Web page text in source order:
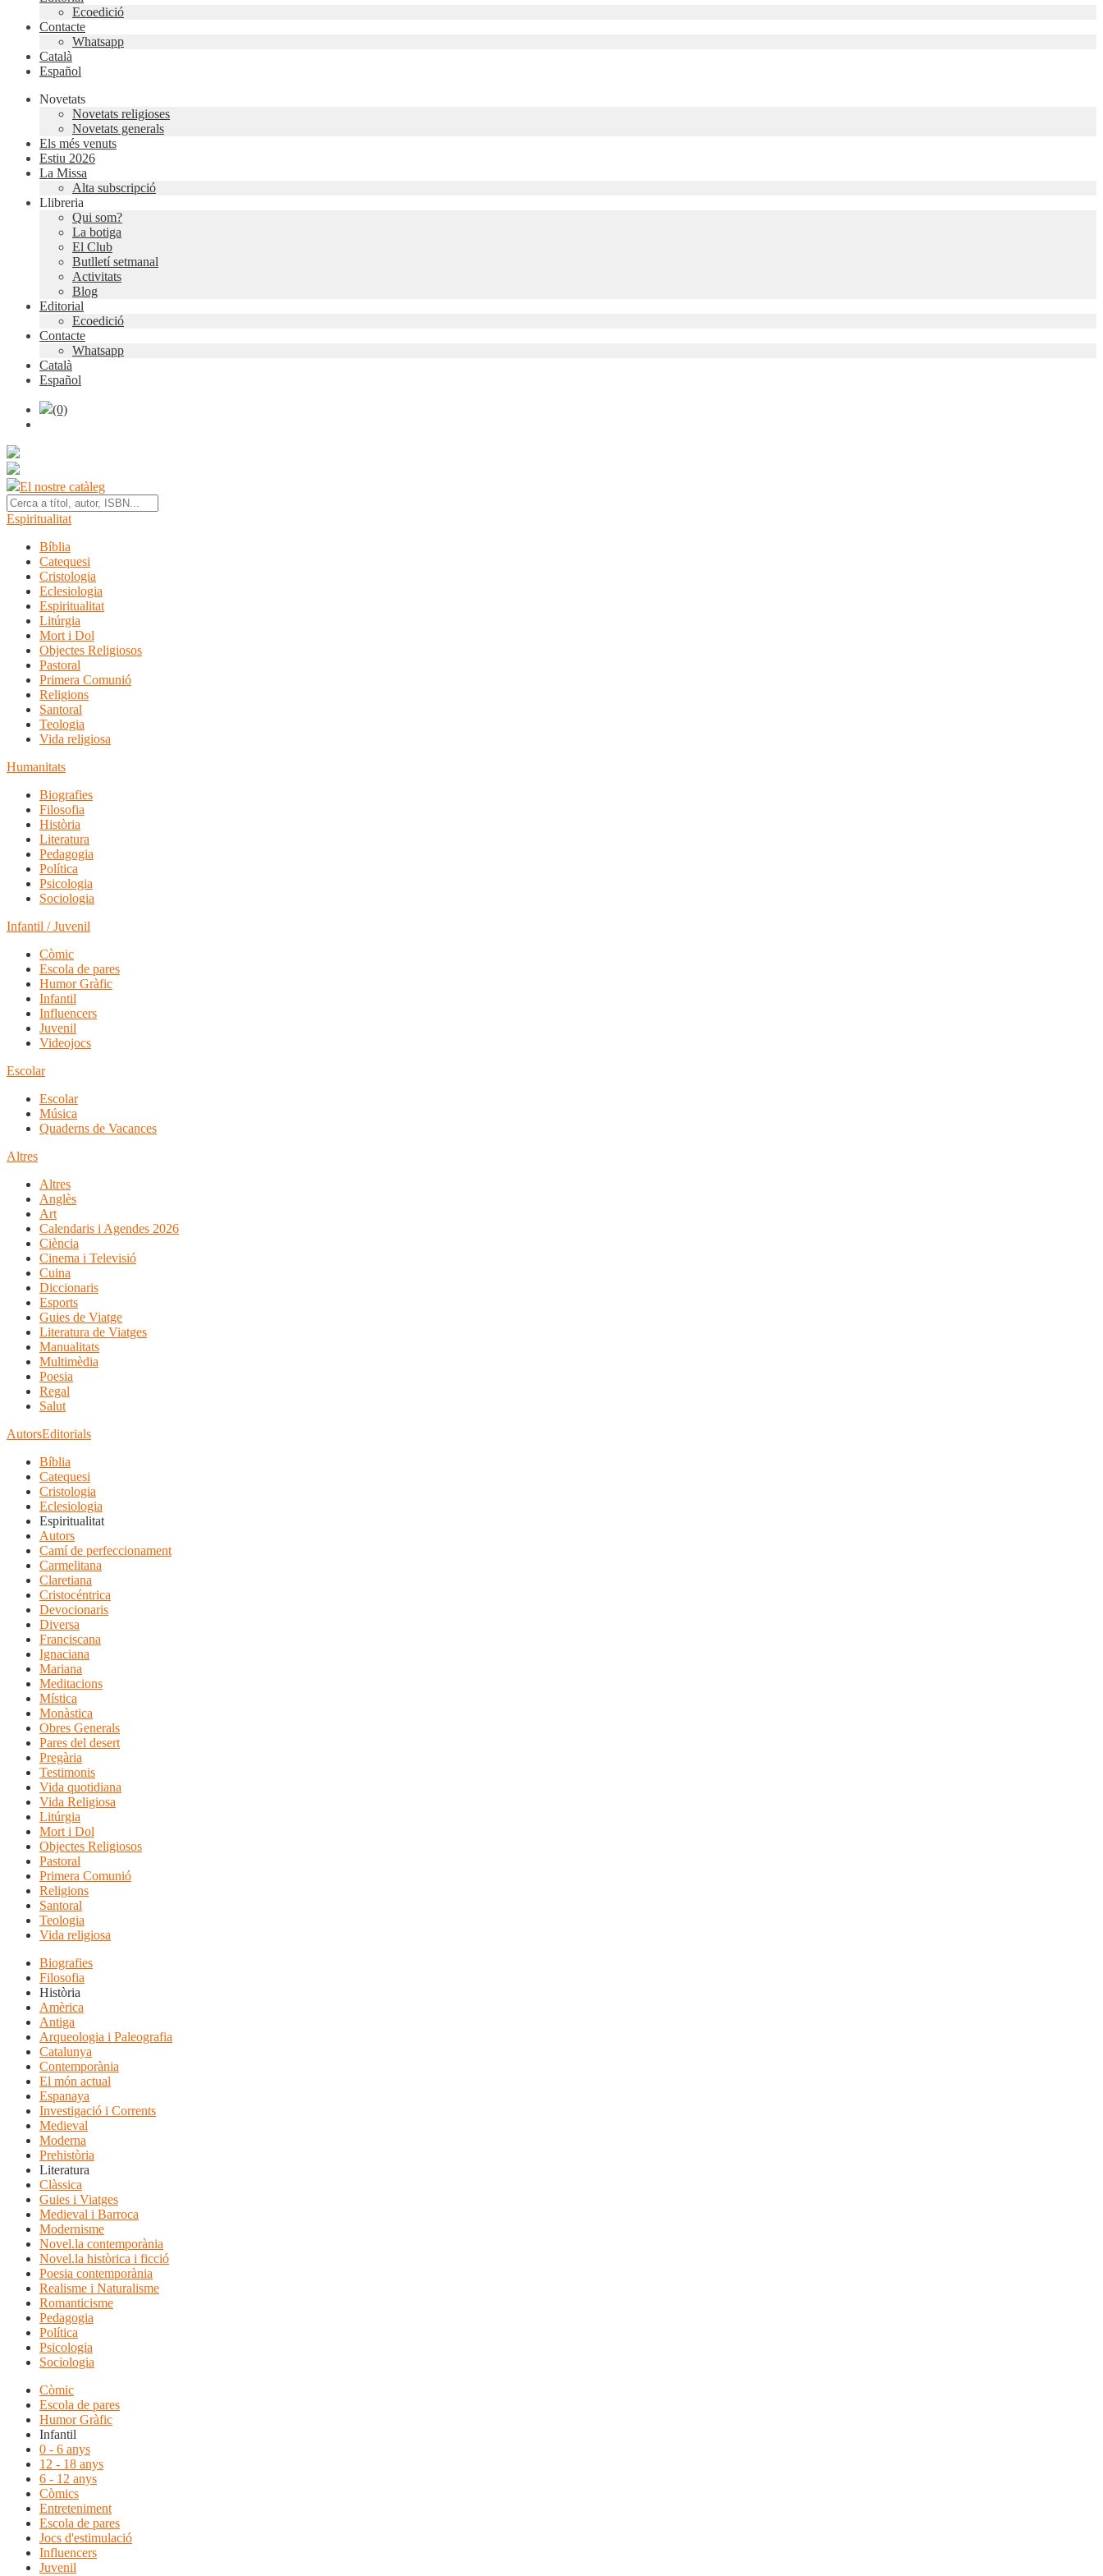
Ecoedició
Contacte
Whatsapp
Català
Español
Novetats
Novetats religioses
Novetats generals
Els més venuts
Estiu 2026
La Missa
Alta subscripció
Llibreria
Qui som?
La botiga
El Club
Butlletí setmanal
Activitats
Blog
Editorial
Ecoedició
Contacte
Whatsapp
Català
Español
(0)
El nostre catàleg
Espiritualitat
Bíblia
Catequesi
Cristologia
Eclesiologia
Espiritualitat
Litúrgia
Mort i Dol
Objectes Religiosos
Pastoral
Primera Comunió
Religions
Santoral
Teologia
Vida religiosa
Humanitats
Biografies
Filosofia
Història
Literatura
Pedagogia
Política
Psicologia
Sociologia
Infantil / Juvenil
Còmic
Escola de pares
Humor Gràfic
Infantil
Influencers
Juvenil
Videojocs
Escolar
Escolar
Música
Quaderns de Vacances
Altres
Altres
Anglès
Art
Calendaris i Agendes 2026
Ciència
Cinema i Televisió
Cuina
Diccionaris
Esports
Guies de Viatge
Literatura de Viatges
Manualitats
Multimèdia
Poesia
Regal
Salut
AutorsEditorials
Bíblia
Catequesi
Cristologia
Eclesiologia
Espiritualitat
Autors
Camí de perfeccionament
Carmelitana
Claretiana
Cristocéntrica
Devocionaris
Diversa
Franciscana
Ignaciana
Mariana
Meditacions
Mística
Monàstica
Obres Generals
Pares del desert
Pregària
Testimonis
Vida quotidiana
Vida Religiosa
Litúrgia
Mort i Dol
Objectes Religiosos
Pastoral
Primera Comunió
Religions
Santoral
Teologia
Vida religiosa
Biografies
Filosofia
Història
Amèrica
Antiga
Arqueologia i Paleografia
Catalunya
Contemporània
El món actual
Espanaya
Investigació i Corrents
Medieval
Moderna
Prehistòria
Literatura
Clàssica
Guies i Viatges
Medieval i Barroca
Modernisme
Novel.la contemporània
Novel.la històrica i ficció
Poesia contemporània
Realisme i Naturalisme
Romanticisme
Pedagogia
Política
Psicologia
Sociologia
Còmic
Escola de pares
Humor Gràfic
Infantil
0 - 6 anys
12 - 18 anys
6 - 12 anys
Còmics
Entreteniment
Escola de pares
Jocs d'estimulació
Influencers
Juvenil